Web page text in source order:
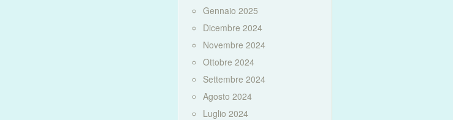
Gennaio 2025
Dicembre 2024
Novembre 2024
Ottobre 2024
Settembre 2024
Agosto 2024
Luglio 2024